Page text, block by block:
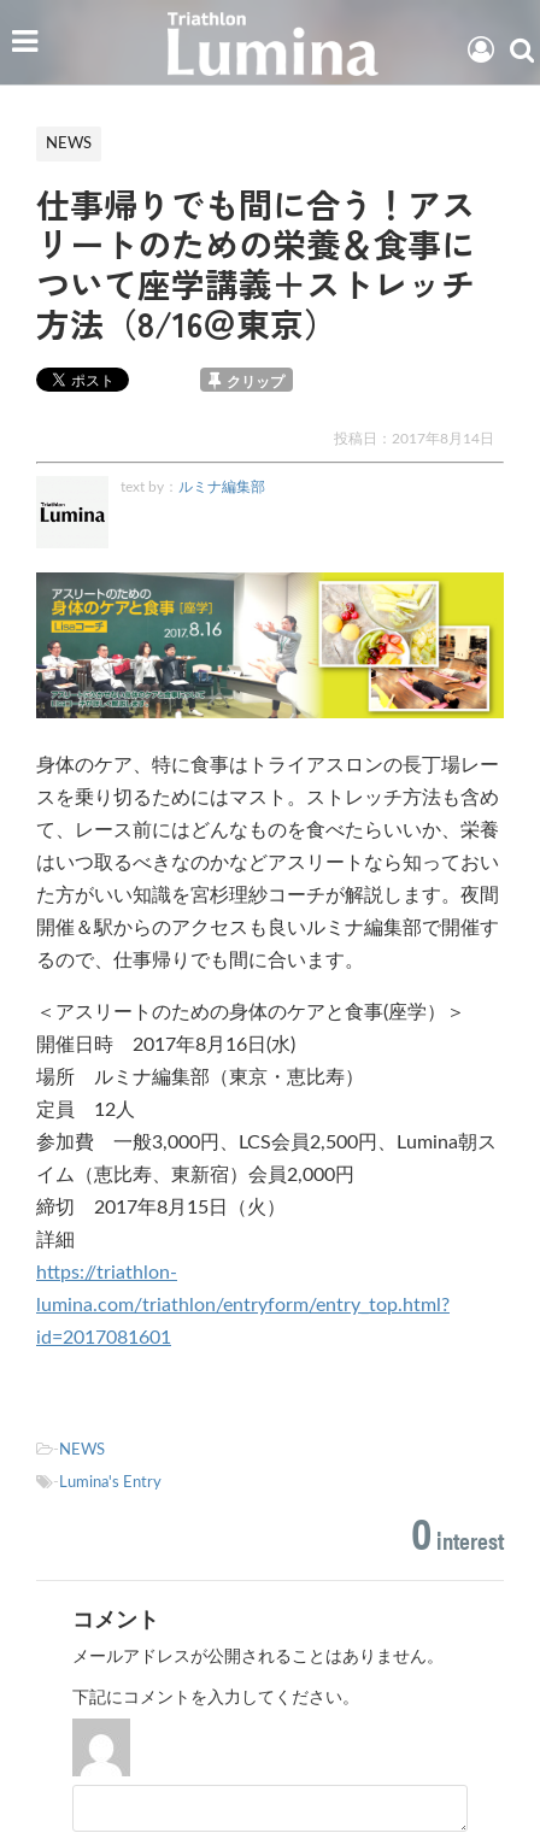
NEWS
仕事帰りでも間に合う！アス
リートのための栄養＆食事に
ついて座学講義＋ストレッチ
方法（8/16＠東京）
クリップ
投稿日： 2017年8月14日
text by： ルミナ編集部
身体のケア、特に食事はトライアスロンの長丁場レー
スを乗り切るためにはマスト。ストレッチ方法も含め
て、レース前にはどんなものを食べたらいいか、栄養
はいつ取るべきなのかなどアスリートなら知っておい
た方がいい知識を宮杉理紗コーチが解説します。夜間
開催＆駅からのアクセスも良いルミナ編集部で開催す
るので、仕事帰りでも間に合います。
＜アスリートのための身体のケアと食事(座学）＞
開催日時 2017年8月16日(水)
場所 ルミナ編集部（東京・恵比寿）
定員 12人
参加費 一般3,000円、LCS会員2,500円、Lumina朝ス
イム（恵比寿、東新宿）会員2,000円
締切 2017年8月15日（火）
詳細
https://triathlon-
lumina.com/triathlon/entryform/entry_top.html?
id=2017081601
- NEWS
- Lumina's Entry
0 interest
コメント
メールアドレスが公開されることはありません。
下記にコメントを入力してください。